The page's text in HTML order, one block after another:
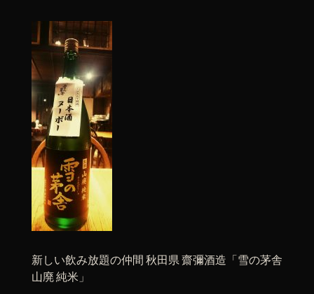
新しい飲み放題の仲間 秋田県 齋彌酒造「雪の茅舎
山廃 純米」